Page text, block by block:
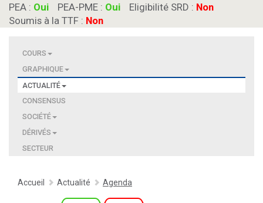
PEA : Oui PEA-PME : Oui Eligibilité SRD : Non
Soumis à la TTF : Non
COURS
GRAPHIQUE
ACTUALITÉ
CONSENSUS
SOCIÉTÉ
DÉRIVÉS
SECTEUR
Accueil Actualité Agenda